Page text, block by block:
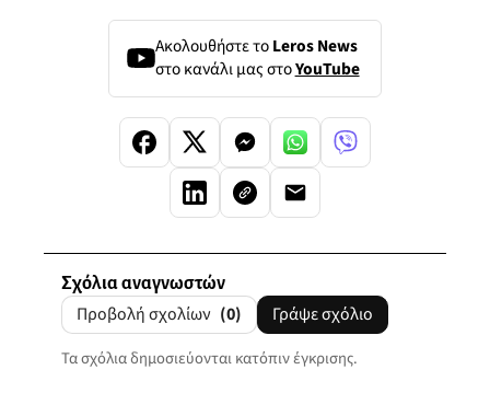
Ακολουθήστε τοLeros News
στο κανάλι μας στοYouTube
Σχόλια αναγνωστών
Προβολή σχολίων (0) Γράψε σχόλιο
Τα σχόλια δημοσιεύονται κατόπιν έγκρισης.